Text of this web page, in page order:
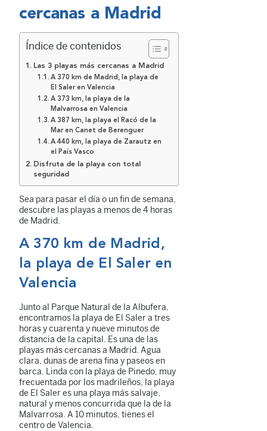
cercanas a Madrid
Índice de contenidos
Las 3 playas más cercanas a Madrid
A 370 km de Madrid, la playa de
El Saler en Valencia
A 373 km, la playa de la
Malvarrosa en Valencia
A 387 km, la playa el Racó de la
Mar en Canet de Berenguer
A 440 km, la playa de Zarautz en
el País Vasco
Disfruta de la playa con total
seguridad
Sea para pasar el día o un fin de semana,
descubre las playas a menos de 4 horas
de Madrid.
A 370 km de Madrid,
la playa de El Saler en
Valencia
Junto al Parque Natural de la Albufera,
encontramos la playa de El Saler a tres
horas y cuarenta y nueve minutos de
distancia de la capital. Es una de las
playas más cercanas a Madrid. Agua
clara, dunas de arena fina y paseos en
barca. Linda con la playa de Pinedo, muy
frecuentada por los madrileños, la playa
de El Saler es una playa más salvaje,
natural y menos concurrida que la de la
Malvarrosa. A 10 minutos, tienes el
centro de Valencia.